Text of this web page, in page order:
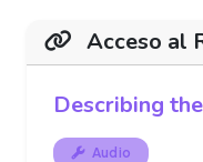
Acceso al
Describing
Audio